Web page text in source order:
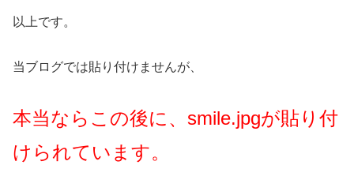
以上です。
当ブログでは貼り付けませんが、
本当ならこの後に、smile.jpgが貼り付
けられています。